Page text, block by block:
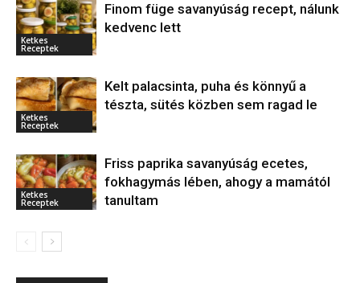
Ketkes
Receptek
Finom füge savanyúság recept, nálunk
kedvenc lett
Ketkes
Receptek
Kelt palacsinta, puha és könnyű a
tészta, sütés közben sem ragad le
Ketkes
Receptek
Friss paprika savanyúság ecetes,
fokhagymás lében, ahogy a mamától
tanultam